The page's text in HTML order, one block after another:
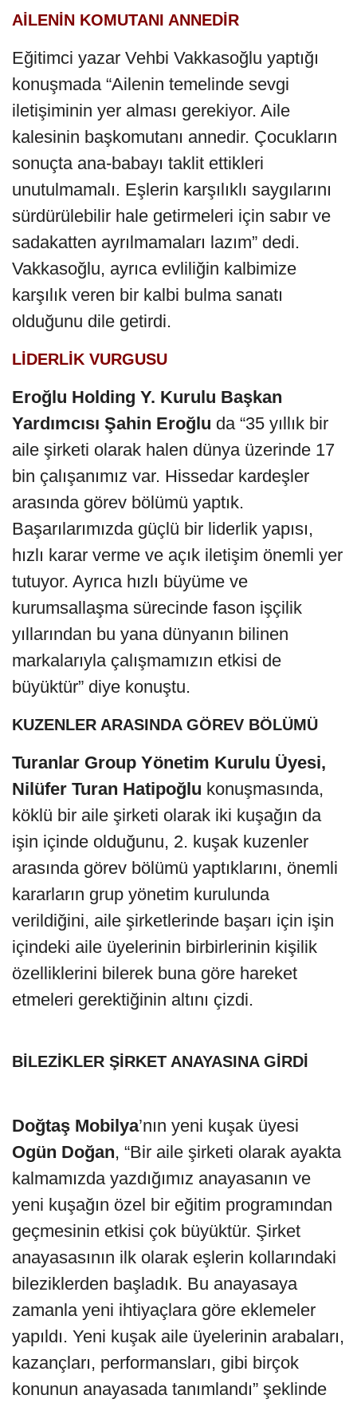
AİLENİN KOMUTANI ANNEDİR
Eğitimci yazar Vehbi Vakkasoğlu yaptığı
konuşmada “Ailenin temelinde sevgi
iletişiminin yer alması gerekiyor. Aile
kalesinin başkomutanı annedir. Çocukların
sonuçta ana-babayı taklit ettikleri
unutulmamalı. Eşlerin karşılıklı saygılarını
sürdürülebilir hale getirmeleri için sabır ve
sadakatten ayrılmamaları lazım” dedi.
Vakkasoğlu, ayrıca evliliğin kalbimize
karşılık veren bir kalbi bulma sanatı
olduğunu dile getirdi.
LİDERLİK VURGUSU
Eroğlu Holding Y. Kurulu Başkan
Yardımcısı Şahin Eroğlu da “35 yıllık bir
aile şirketi olarak halen dünya üzerinde 17
bin çalışanımız var. Hissedar kardeşler
arasında görev bölümü yaptık.
Başarılarımızda güçlü bir liderlik yapısı,
hızlı karar verme ve açık iletişim önemli yer
tutuyor. Ayrıca hızlı büyüme ve
kurumsallaşma sürecinde fason işçilik
yıllarından bu yana dünyanın bilinen
markalarıyla çalışmamızın etkisi de
büyüktür” diye konuştu.
KUZENLER ARASINDA GÖREV BÖLÜMÜ
Turanlar Group Yönetim Kurulu Üyesi,
Nilüfer Turan Hatipoğlu konuşmasında,
köklü bir aile şirketi olarak iki kuşağın da
işin içinde olduğunu, 2. kuşak kuzenler
arasında görev bölümü yaptıklarını, önemli
kararların grup yönetim kurulunda
verildiğini, aile şirketlerinde başarı için işin
içindeki aile üyelerinin birbirlerinin kişilik
özelliklerini bilerek buna göre hareket
etmeleri gerektiğinin altını çizdi.
BİLEZİKLER ŞİRKET ANAYASINA GİRDİ
Doğtaş Mobilya’nın yeni kuşak üyesi
Ogün Doğan, “Bir aile şirketi olarak ayakta
kalmamızda yazdığımız anayasanın ve
yeni kuşağın özel bir eğitim programından
geçmesinin etkisi çok büyüktür. Şirket
anayasasının ilk olarak eşlerin kollarındaki
bileziklerden başladık. Bu anayasaya
zamanla yeni ihtiyaçlara göre eklemeler
yapıldı. Yeni kuşak aile üyelerinin arabaları,
kazançları, performansları, gibi birçok
konunun anayasada tanımlandı” şeklinde